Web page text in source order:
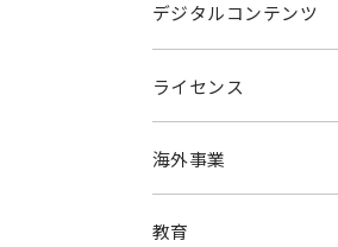
デジタルコンテンツ
ライセンス
海外事業
教育